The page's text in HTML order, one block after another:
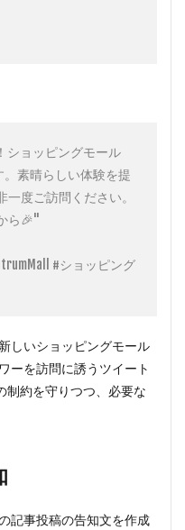
ショッピングモール
。素晴らしい体験を提
度ご訪問ください。
ら🎉"
#ショッピング
しいショッピングモール
ーを訪問に誘うツイート
制約を守りつつ、必要な
記事投稿の告知文を作成